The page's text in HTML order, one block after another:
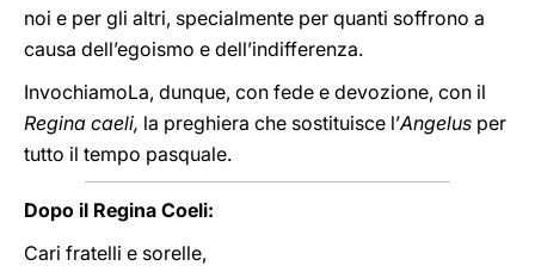
noi e per gli altri, specialmente per quanti soffrono a
causa dell’egoismo e dell’indifferenza.
InvochiamoLa, dunque, con fede e devozione, con il
Regina caeli, la preghiera che sostituisce l’Angelus per
tutto il tempo pasquale.
Dopo il Regina Coeli:
Cari fratelli e sorelle,